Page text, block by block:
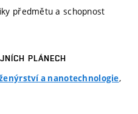
předmětu a schopnost
PLÁNECH
a nanotechnologie,